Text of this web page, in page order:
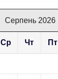
Серпень 2026
Ср Чт Пт